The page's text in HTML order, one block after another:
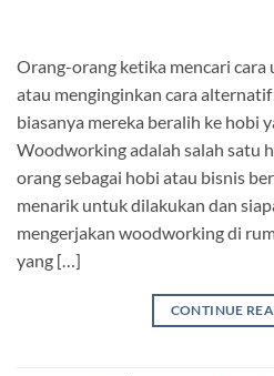
Orang-orang ketika mencari
atau menginginkan cara
biasanya mereka beralih ke hobi
Woodworking adalah salah satu
orang sebagai hobi atau bisnis
menarik untuk dilakukan dan
mengerjakan woodworking di
yang […]
CONTINUE